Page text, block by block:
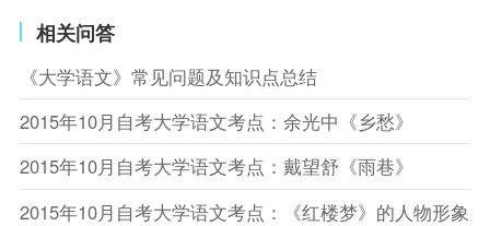
相关问答
《大学语文》常见问题及知识点总结
2015年10月自考大学语文考点：余光中《乡愁》
2015年10月自考大学语文考点：戴望舒《雨巷》
2015年10月自考大学语文考点：《红楼梦》的人物形象